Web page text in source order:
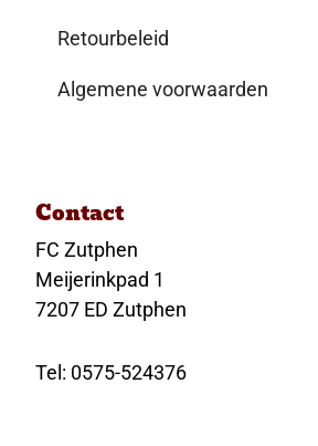
Retourbeleid
Algemene voorwaarden
Contact
FC Zutphen
Meijerinkpad 1
7207 ED Zutphen
Tel: 0575-524376